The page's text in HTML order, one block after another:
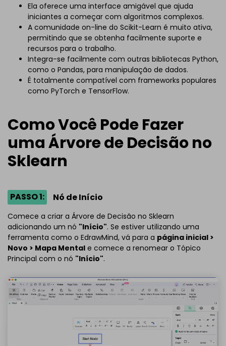
Ela oferece uma interface amigável que ajuda
iniciantes a começar com algoritmos complexos.
A comunidade on-line do Scikit-Learn é muito ativa,
permitindo que se obtenha facilmente suporte e
recursos para o trabalho.
Integra-se facilmente com outras bibliotecas Python,
como o Pandas, para manipulação de dados.
É totalmente compatível com frameworks populares
como PyTorch e TensorFlow.
Como Você Pode Fazer
uma Árvore de Decisão no
Sklearn
PASSO 1: Nó de Início
Comece a criar a Árvore de Decisão no Sklearn
adicionando um nó "Início". Se estiver utilizando uma
ferramenta como o EdrawMind, vá para a página inicial >
Novo > Mapa Mental e comece a renomear o Tópico
Principal com o nó "Início".